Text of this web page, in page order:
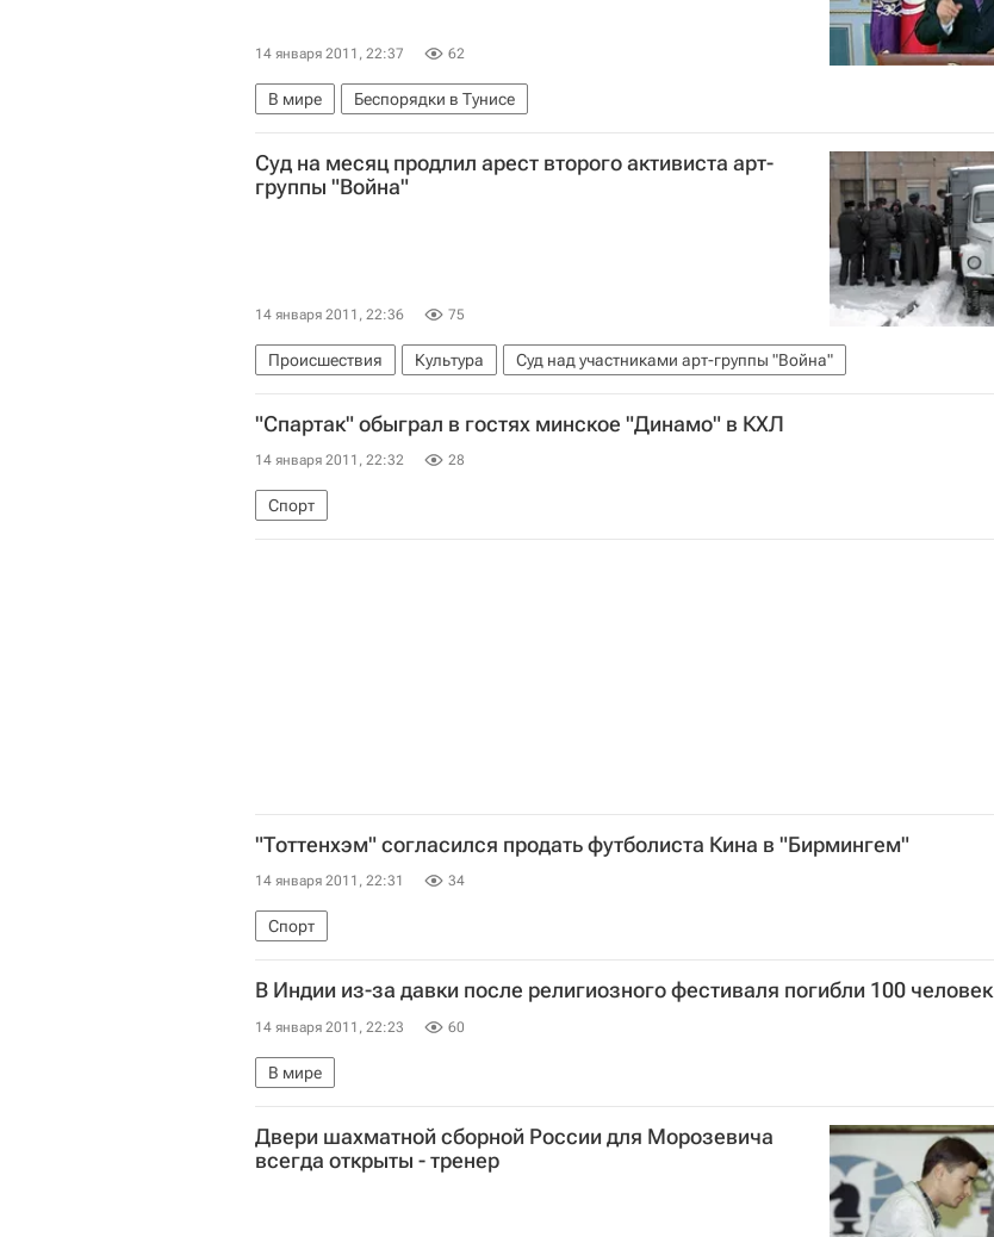
14 января 2011, 22:37 62
В мире Беспорядки в Тунисе
Суд на месяц продлил арест второго активиста арт-
группы "Война"
14 января 2011, 22:36 75
Происшествия Культура Суд над участниками арт-группы "Война"
"Спартак" обыграл в гостях минское "Динамо" в КХЛ
14 января 2011, 22:32 28
Спорт
"Тоттенхэм" согласился продать футболиста Кина в "Бирмингем"
14 января 2011, 22:31 34
Спорт
В Индии из-за давки после религиозного фестиваля погибли 100 человек
14 января 2011, 22:23 60
В мире
Двери шахматной сборной России для Морозевича
всегда открыты - тренер